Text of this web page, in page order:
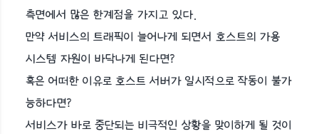
측면에서 많은 한계점을 가지고 있다.
만약 서비스의 트래픽이 늘어나게 되면서 호스트의 가용
시스템 자원이 바닥나게 된다면?
혹은 어떠한 이유로 호스트 서버가 일시적으로 작동이 불가
능하다면?
서비스가 바로 중단되는 비극적인 상황을 맞이하게 될 것이